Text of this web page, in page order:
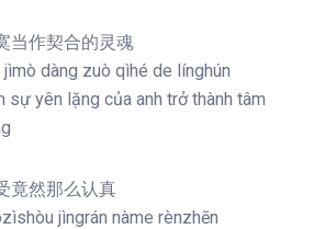
当作契合的灵魂
dàng zuò qìhé de línghún
sự yên lặng của anh trở thành tâm
竟然那么认真
jìngrán nàme rènzhēn